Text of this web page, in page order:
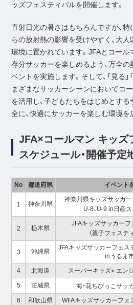
ッズフェスティバルを開催します。
直射日光の暑さはもちろんですが、
らの放射熱の影響を受けやすく、大
環境に置かれています。JFAとコール
存分サッカーを楽しめるよう、万全
ベントを実施します。そして、「見る」
まざまなサッカーシーンにおいてコ
を活用し、子どもたちをはじめとする
全に、快適にサッカーを楽しむ環境を
JFA×コールマン キッズ
スケジュール・開催予定
No 都道府県 イベント
1 神奈川県
神奈川県キッズサッカ
U-8、U-9 in日産
2 栃木県
JFAキッズサッカー
（親子フェステ
3 沖縄県
JFAキッズサッカーフェス
inうるま
4 北海道 スーパーキッズ⭐︎ エン
5 茨城県 海・花ちびっこサッ
6 和歌山県 WFAキッズサッカーフェ